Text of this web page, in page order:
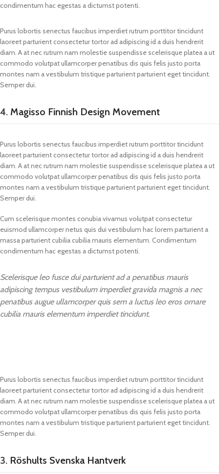
condimentum hac egestas a dictumst potenti.
Purus lobortis senectus faucibus imperdiet rutrum porttitor tincidunt
laoreet parturient consectetur tortor ad adipiscing id a duis hendrerit
diam. A at nec rutrum nam molestie suspendisse scelerisque platea a ut
commodo volutpat ullamcorper penatibus dis quis felis justo porta
montes nam a vestibulum tristique parturient parturient eget tincidunt.
Semper dui.
4. Magisso Finnish Design Movement
Purus lobortis senectus faucibus imperdiet rutrum porttitor tincidunt
laoreet parturient consectetur tortor ad adipiscing id a duis hendrerit
diam. A at nec rutrum nam molestie suspendisse scelerisque platea a ut
commodo volutpat ullamcorper penatibus dis quis felis justo porta
montes nam a vestibulum tristique parturient parturient eget tincidunt.
Semper dui.
Cum scelerisque montes conubia vivamus volutpat consectetur
euismod ullamcorper netus quis dui vestibulum hac lorem parturient a
massa parturient cubilia cubilia mauris elementum. Condimentum
condimentum hac egestas a dictumst potenti.
Scelerisque leo fusce dui parturient ad a penatibus mauris
adipiscing tempus vestibulum imperdiet gravida magnis a nec
penatibus augue ullamcorper quis sem a luctus leo eros ornare
cubilia mauris elementum imperdiet tincidunt.
Purus lobortis senectus faucibus imperdiet rutrum porttitor tincidunt
laoreet parturient consectetur tortor ad adipiscing id a duis hendrerit
diam. A at nec rutrum nam molestie suspendisse scelerisque platea a ut
commodo volutpat ullamcorper penatibus dis quis felis justo porta
montes nam a vestibulum tristique parturient parturient eget tincidunt.
Semper dui.
3. Röshults Svenska Hantverk